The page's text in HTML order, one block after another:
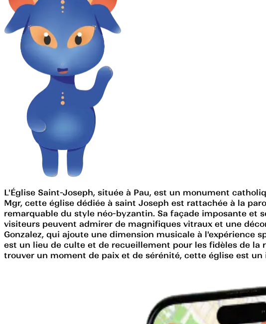
L'Église Saint-Joseph, située à Pau, est un monument
Mgr, cette église dédiée à saint Joseph est rattachée à la
remarquable du style néo-byzantin. Sa façade imposante
visiteurs peuvent admirer de magnifiques vitraux et une
Gonzalez, qui ajoute une dimension musicale à l'expérience
est un lieu de culte et de recueillement pour les fidèles de la
trouver un moment de paix et de sérénité, cette église est